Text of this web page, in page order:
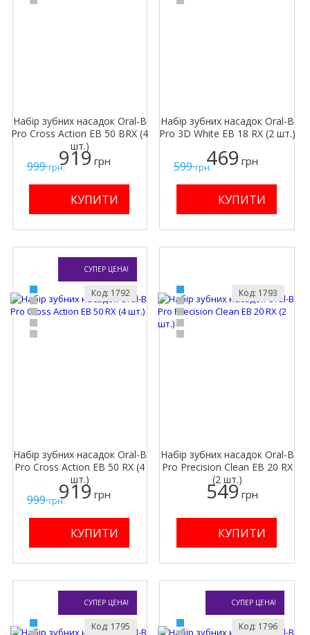
999грн.
Набір зубних насадок Oral-B
Pro Cross Action EB 50 BRX (4
шт.)
919 грн 599грн.
Набір зубних насадок Oral-B
Pro 3D White EB 18 RX (2 шт.)
469 грн
СУПЕР ЦЕНА!
999грн.
Набір зубних насадок Oral-B
Pro Cross Action EB 50 RX (4
шт.)
Код: 1792
919 грн
Набір зубних насадок Oral-B
Pro Precision Clean EB 20 RX
(2 шт.)
Код: 1793
549 грн
СУПЕР ЦЕНА!
Код: 1795
СУПЕР ЦЕНА!
Код: 1796